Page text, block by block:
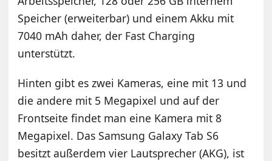
Speicher (erweiterbar) und einem Akku mit
7040 mAh daher, der Fast Charging
unterstützt.
Hinten gibt es zwei Kameras, eine mit 13 und
die andere mit 5 Megapixel und auf der
Frontseite findet man eine Kamera mit 8
Megapixel. Das Samsung Galaxy Tab S6
besitzt außerdem vier Lautsprecher (AKG), ist